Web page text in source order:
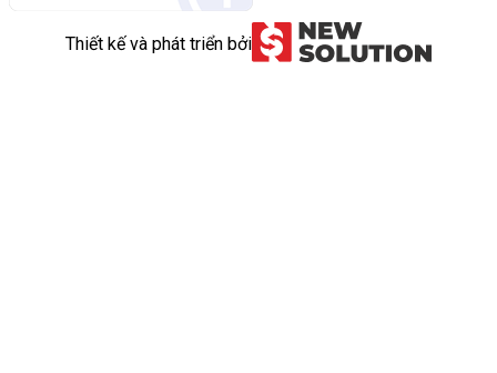
Thiết kế và phát triển bởi